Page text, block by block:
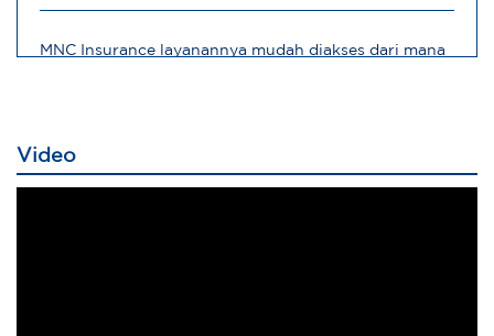
MNC Insurance layanannya mudah diakses dari mana
Video